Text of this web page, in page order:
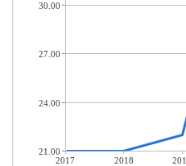
2017 2018
30.00
27.00
24.00
21.00